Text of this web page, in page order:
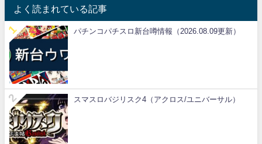
よく読まれている記事
パチンコパチスロ新台噂情報（2026.08.09更新）
スマスロバジリスク4（アクロス/ユニバーサル）